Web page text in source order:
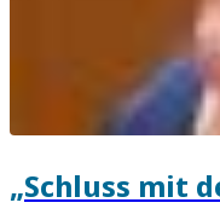
„Schluss mit